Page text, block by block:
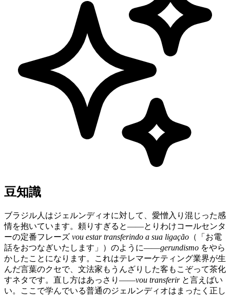
豆知識
ブラジル人はジェルンディオに対して、愛憎入り混じった感
情を抱いています。頼りすぎると——とりわけコールセンタ
ーの定番フレーズ vou estar transferindo a sua ligação （「お電
話をおつなぎいたします」）のように——gerundismo をやら
かしたことになります。これはテレマーケティング業界が生
んだ言葉のクセで、文法家もうんざりした客もこぞって茶化
すネタです。直し方はあっさり——vou transferirと言えばい
い。ここで学んでいる普通のジェルンディオはまったく正し